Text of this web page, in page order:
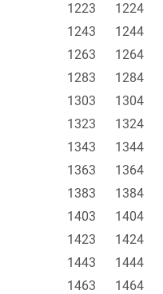
1223
1224
1243
1244
1263
1264
1283
1284
1303
1304
1323
1324
1343
1344
1363
1364
1383
1384
1403
1404
1423
1424
1443
1444
1463
1464